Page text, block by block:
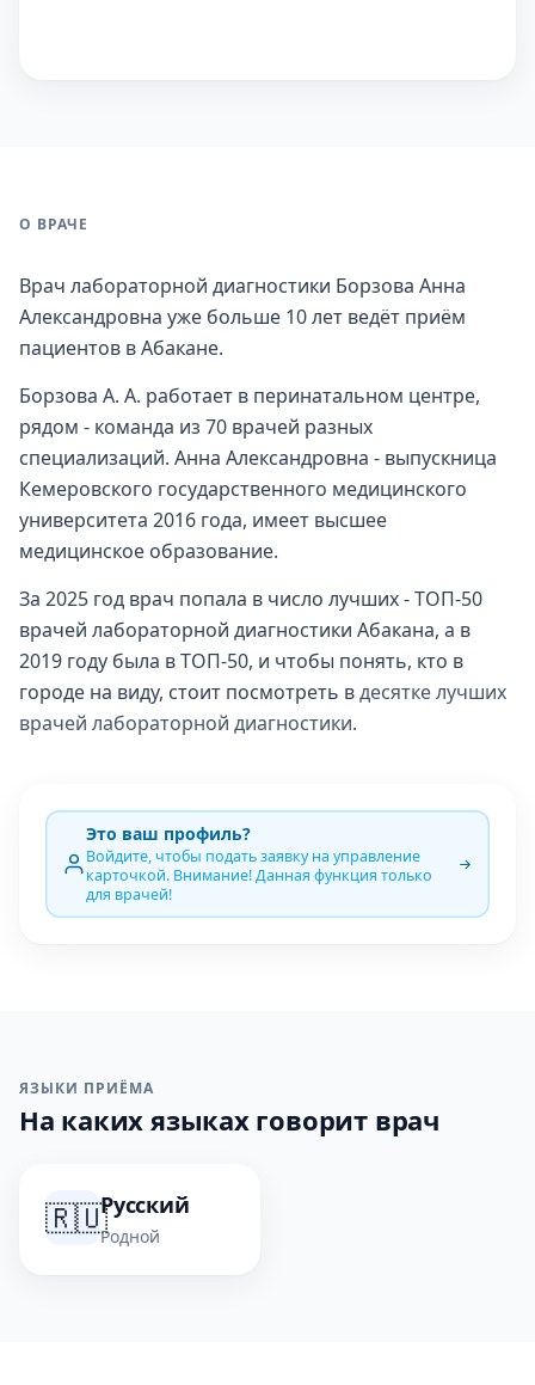
О ВРАЧЕ
Врач лабораторной диагностики Борзова Анна
Александровна уже больше 10 лет ведёт приём
пациентов в Абакане.
Борзова А. А. работает в перинатальном центре,
рядом - команда из 70 врачей разных
специализаций. Анна Александровна - выпускница
Кемеровского государственного медицинского
университета 2016 года, имеет высшее
медицинское образование.
За 2025 год врач попала в число лучших - ТОП-50
врачей лабораторной диагностики Абакана, а в
2019 году была в ТОП-50, и чтобы понять, кто в
городе на виду, стоит посмотреть вдесятке лучших
врачей лабораторной диагностики.
Это ваш профиль?
Войдите, чтобы подать заявку на управление
карточкой. Внимание! Данная функция только
для врачей!
ЯЗЫКИ ПРИЁМА
На каких языках говорит врач
🇷🇺Русский
Родной